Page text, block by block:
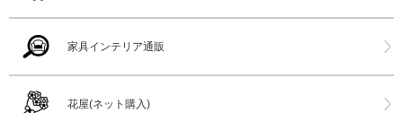
家具インテリア通販
花屋(ネット購入)